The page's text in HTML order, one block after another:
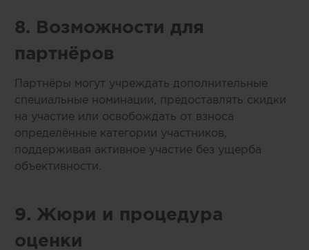
8. Возможности для
партнёров
Партнёры могут учреждать дополнительные
специальные номинации, предоставлять скидки
на участие или освобождать от взноса
определённые категории участников,
поддерживая активное участие без ущерба
объективности.
9. Жюри и процедура
оценки